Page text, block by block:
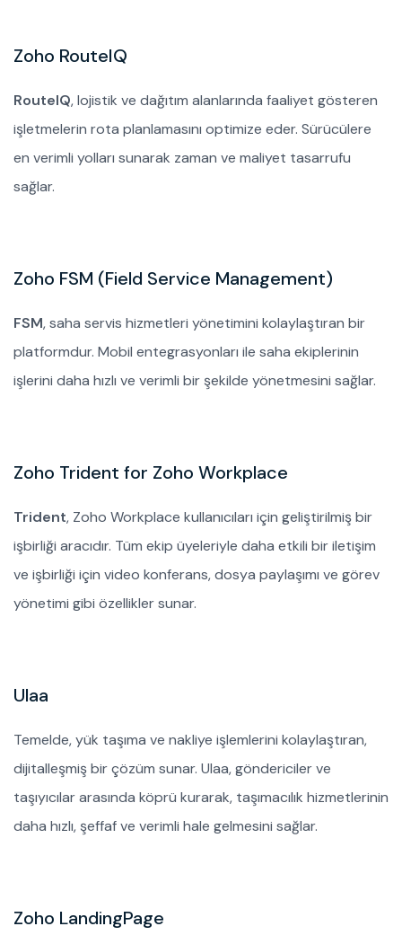
Zoho RouteIQ
RouteIQ, lojistik ve dağıtım alanlarında faaliyet gösteren
işletmelerin rota planlamasını optimize eder. Sürücülere
en verimli yolları sunarak zaman ve maliyet tasarrufu
sağlar.
Zoho FSM (Field Service Management)
FSM, saha servis hizmetleri yönetimini kolaylaştıran bir
platformdur. Mobil entegrasyonları ile saha ekiplerinin
işlerini daha hızlı ve verimli bir şekilde yönetmesini sağlar.
Zoho Trident for Zoho Workplace
Trident, Zoho Workplace kullanıcıları için geliştirilmiş bir
işbirliği aracıdır. Tüm ekip üyeleriyle daha etkili bir iletişim
ve işbirliği için video konferans, dosya paylaşımı ve görev
yönetimi gibi özellikler sunar.
Ulaa
Temelde, yük taşıma ve nakliye işlemlerini kolaylaştıran,
dijitalleşmiş bir çözüm sunar. Ulaa, göndericiler ve
taşıyıcılar arasında köprü kurarak, taşımacılık hizmetlerinin
daha hızlı, şeffaf ve verimli hale gelmesini sağlar.
Zoho LandingPage